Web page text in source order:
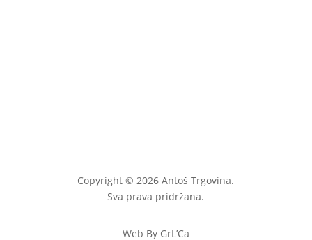
Copyright © 2026 Antoš Trgovina.
Sva prava pridržana.
Web By GrL’Ca